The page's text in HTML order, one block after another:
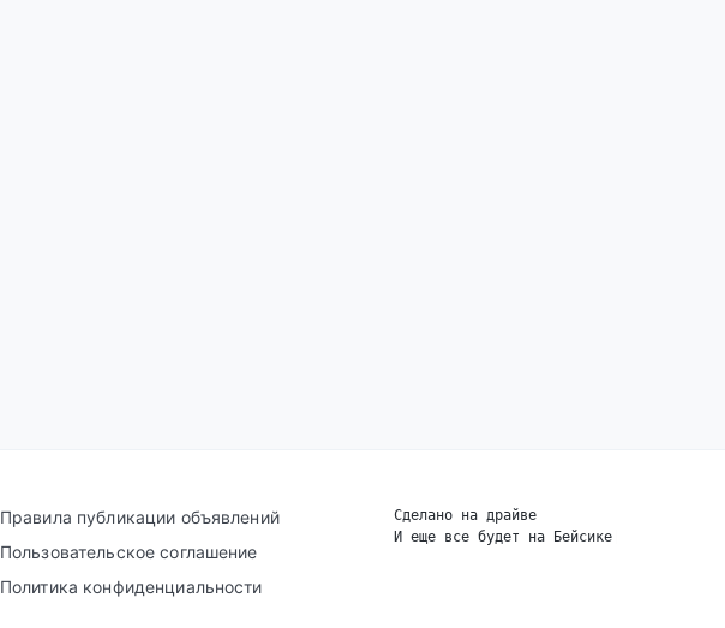
Правила публикации объявлений
Пользовательское соглашение
Политика конфиденциальности
Сделано на драйве
И еще все будет на Бейсике